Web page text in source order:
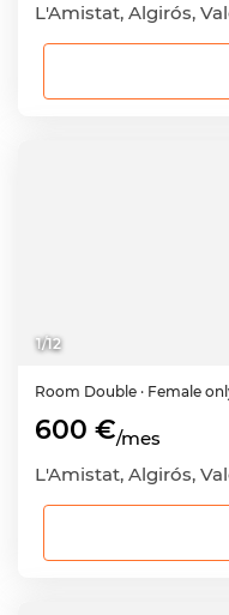
L'Amistat, Algirós,
1/12
Room Double · Female
600 €/mes
L'Amistat, Algirós,